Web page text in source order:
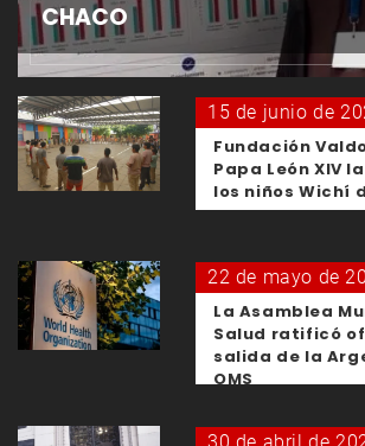
CHACO
15 de junio de
Fundación
Papa León XIV
los niños Wichí
22 de mayo de
La Asamblea
Salud ratificó
salida de la
OMS